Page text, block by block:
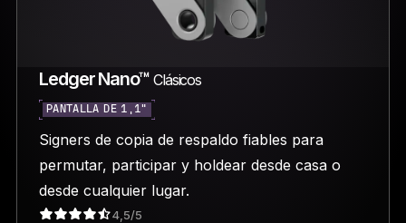
Ledger Nano™ Clásicos
PANTALLA DE 1,1"
Signers de copia de respaldo fiables para
permutar, participar y holdear desde casa o
desde cualquier lugar.
4,5/5